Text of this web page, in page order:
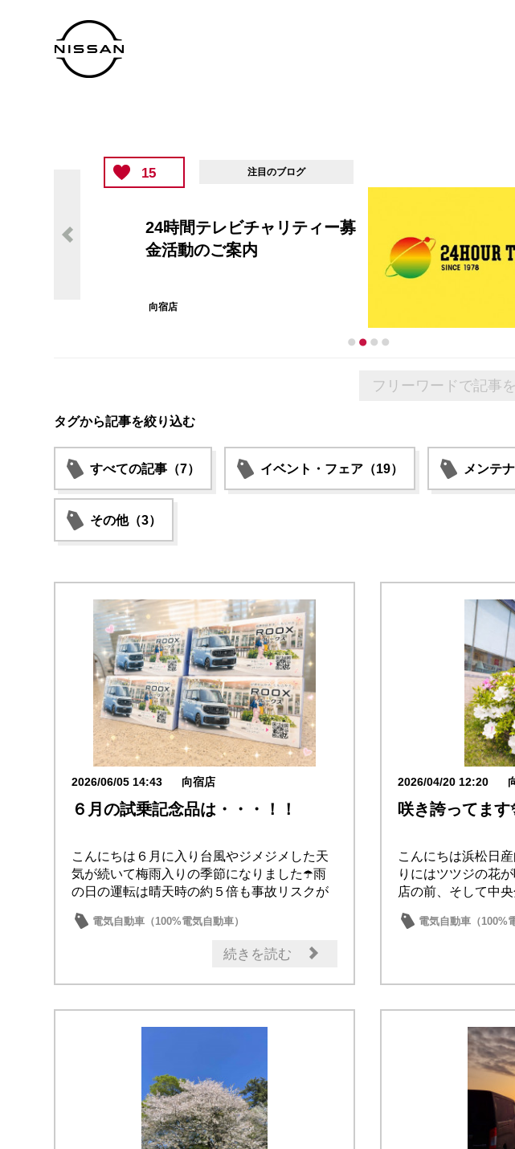
15 注目のブログ
24時間テレビチャリティー募
金活動のご案内
向宿店
タグから記事を絞り込む
すべての記事（7） イベント・フェア（19） メンテ
その他（3）
2026/06/05 14:43 向宿店
６月の試乗記念品は・・・！！
こんにちは６月に入り台風やジメジメした天
気が続いて梅雨入りの季節になりました☂️雨
の日の運転は晴天時の約５倍も事故リスクが
電気自動車（100%電気自動車）
コンパクトカー
続きを読む
2026/04/20 12:20
咲き誇ってます
こんにちは浜松日
りにはツツジの花
店の前、そして中
電気自動車（100%